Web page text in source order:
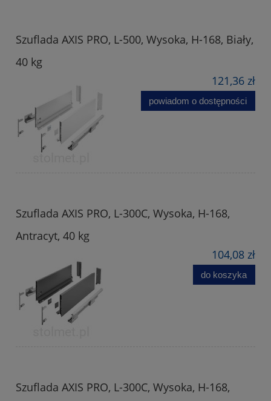
Szuflada AXIS PRO, L-500, Wysoka, H-168, Biały,
40 kg
121,36 zł
powiadom o dostępności
Szuflada AXIS PRO, L-300C, Wysoka, H-168,
Antracyt, 40 kg
104,08 zł
do koszyka
Szuflada AXIS PRO, L-300C, Wysoka, H-168,